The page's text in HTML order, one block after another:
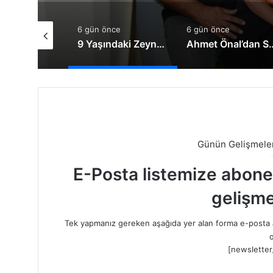
6 gün önce
9 Yaşındaki Zeynep Yaşama Tutunmak İçin Destek Bekliyor
6 gün önce
Ahmet
Günün
E-Posta listemize
Tek yapmanız gereken aşağıda yer alan forma e-